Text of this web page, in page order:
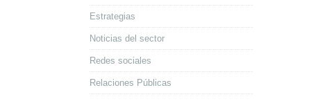
Estrategias
Noticias del sector
Redes sociales
Relaciones Públicas